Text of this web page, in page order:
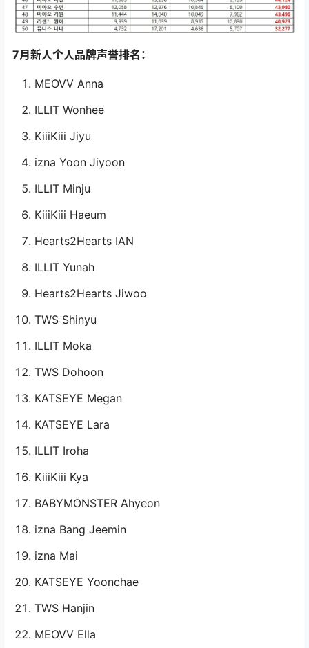
7月新人个人品牌声誉排名：
MEOVV Anna
ILLIT Wonhee
KiiiKiii Jiyu
izna Yoon Jiyoon
ILLIT Minju
KiiiKiii Haeum
Hearts2Hearts IAN
ILLIT Yunah
Hearts2Hearts Jiwoo
TWS Shinyu
ILLIT Moka
TWS Dohoon
KATSEYE Megan
KATSEYE Lara
ILLIT Iroha
KiiiKiii Kya
BABYMONSTER Ahyeon
izna Bang Jeemin
izna Mai
KATSEYE Yoonchae
TWS Hanjin
MEOVV Ella